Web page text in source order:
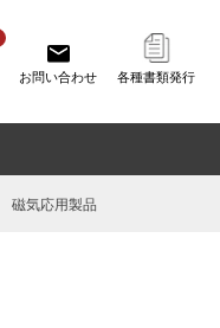
お問い合わせ 各種書類発行
磁気応用製品